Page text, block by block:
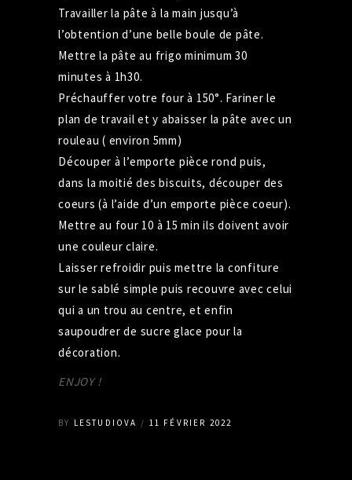
Travailler la pâte à la main jusqu’à
l’obtention d’une belle boule de pâte.
Mettre la pâte au frigo minimum 30
minutes à 1h30.
Préchauffer votre four à 150°. Fariner le
plan de travail et y abaisser la pâte avec un
rouleau ( environ 5mm)
Découper à l’emporte pièce rond puis,
dans la moitié des biscuits, découper des
coeurs (à l’aide d’un emporte pièce coeur).
Mettre au four 10 à 15 min ils doivent avoir
une couleur claire.
Laisser refroidir puis mettre la confiture
sur le sablé simple puis recouvre avec celui
qui a un trou au centre, et enfin
saupoudrer de sucre glace pour la
décoration.
ENJOY !
BY LESTUDIOVA 11 FÉVRIER 2022